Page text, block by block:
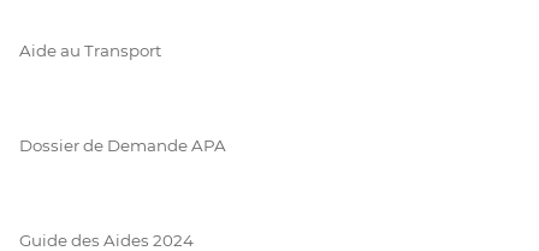
Aide au Transport
Dossier de Demande APA
Guide des Aides 2024